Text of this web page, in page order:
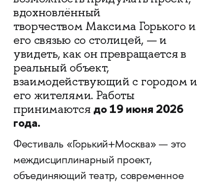
вдохновлённый
творчеством Максима Горького и
его связью со столицей, — и
увидеть, как он превращается в
реальный объект,
взаимодействующий с городом и
его жителями. Работы
принимаются до 19 июня 2026
года.
Фестиваль «Горький+Москва» — это
междисциплинарный проект,
объединяющий театр, современное